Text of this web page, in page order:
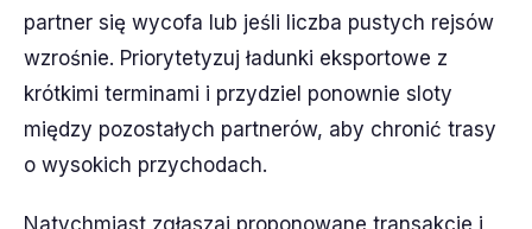
partner się wycofa lub jeśli liczba pustych rejsów
wzrośnie. Priorytetyzuj ładunki eksportowe z
krótkimi terminami i przydziel ponownie sloty
między pozostałych partnerów, aby chronić trasy
o wysokich przychodach.
Natychmiast zgłaszaj proponowane transakcje i